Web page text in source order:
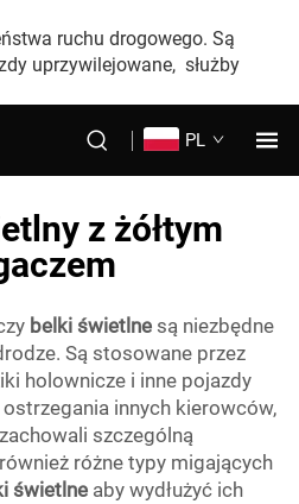
ruchu drogowego. Są
uprzywilejowane, służby
PL
z żółtym
belki świetlne są niezbędne
Są stosowane przez
holownicze i inne pojazdy
innych kierowców,
szczególną
różne typy migających
świetlne aby wydłużyć ich